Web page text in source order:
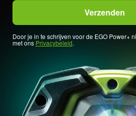
Door je in te schrijven voor de EGO Power+
met ons Privacybeleid.